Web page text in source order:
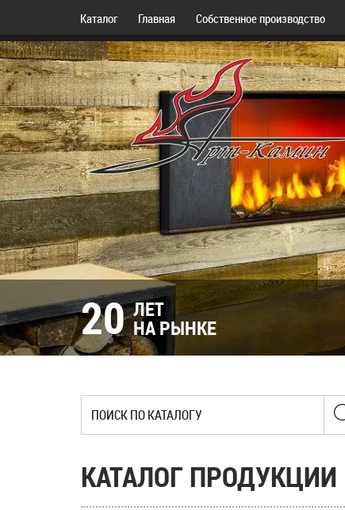
Каталог Главная Собственное производство
20 ЛЕТ
НА РЫНКЕ
КАТАЛОГ ПРОДУКЦИИ